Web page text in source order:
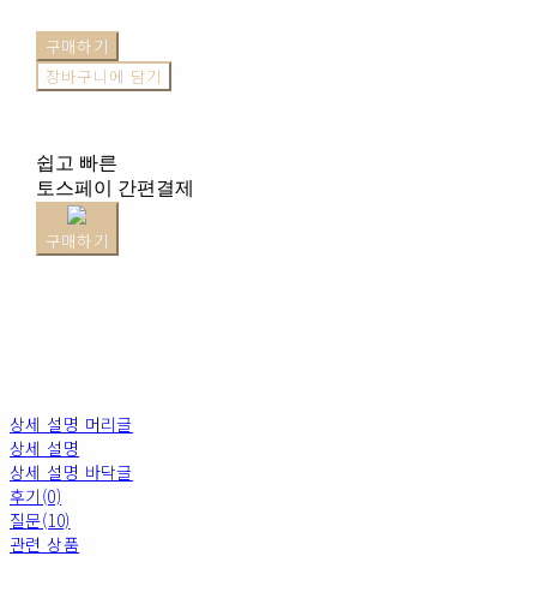
구매하기
장바구니에 담기
쉽고 빠른
토스페이 간편결제
구매하기
상세 설명 머리글
상세 설명
상세 설명 바닥글
후기(0)
질문(10)
관련 상품